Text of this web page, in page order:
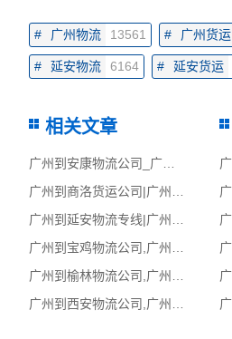
# 广州物流 13561 # 广州货运
# 延安物流 6164 # 延安货运
相关文章